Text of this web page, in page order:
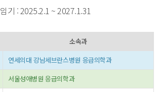
임기 : 2025.2.1 ~ 2027.1.31
소속과
연세의대 강남세브란스병원 응급의학과
서울성애병원 응급의학과